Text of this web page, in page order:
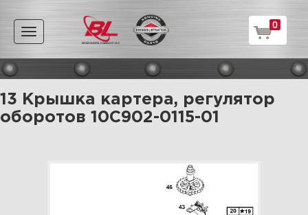
Toggle
navigation
0
13 Крышка картера, регулятор
оборотов 10C902-0115-01